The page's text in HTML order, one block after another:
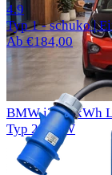
BMW i3 42 kWh
Typ 211kW
4.9 58
Typ 1 - schuko |
Ab €184,00